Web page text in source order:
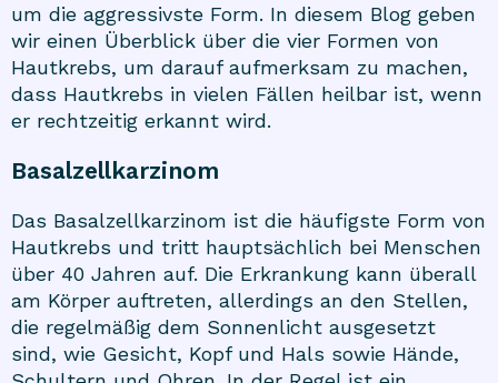
um die aggressivste Form. In diesem Blog geben
wir einen Überblick über die vier Formen von
Hautkrebs, um darauf aufmerksam zu machen,
dass Hautkrebs in vielen Fällen heilbar ist, wenn
er rechtzeitig erkannt wird.
Basalzellkarzinom
Das Basalzellkarzinom ist die häufigste Form von
Hautkrebs und tritt hauptsächlich bei Menschen
über 40 Jahren auf. Die Erkrankung kann überall
am Körper auftreten, allerdings an den Stellen,
die regelmäßig dem Sonnenlicht ausgesetzt
sind, wie Gesicht, Kopf und Hals sowie Hände,